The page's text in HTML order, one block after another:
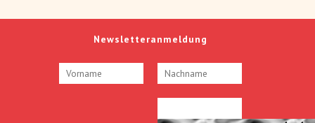
Newsletteranmeldung